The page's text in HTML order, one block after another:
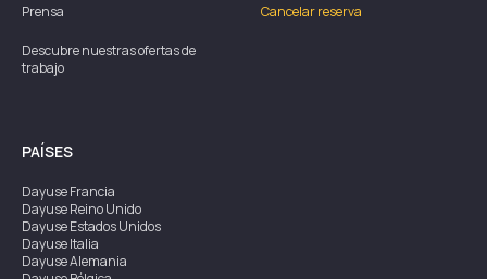
Prensa
Descubre nuestras ofertas de
trabajo
Cancelar reserva
PAÍSES
DayuseFrancia
DayuseReino Unido
DayuseEstados Unidos
DayuseItalia
DayuseAlemania